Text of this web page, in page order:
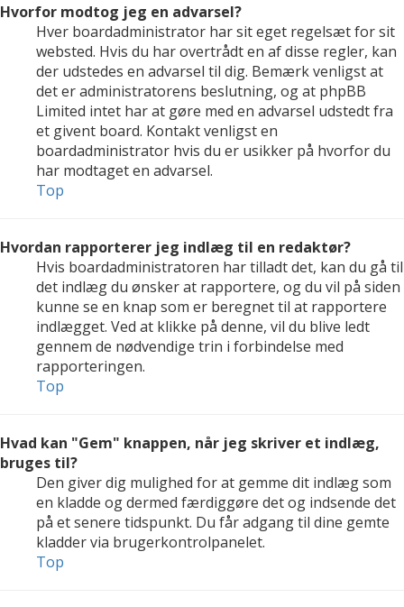
Hvorfor modtog jeg en advarsel?
Hver boardadministrator har sit eget regelsæt for sit
websted. Hvis du har overtrådt en af disse regler, kan
der udstedes en advarsel til dig. Bemærk venligst at
det er administratorens beslutning, og at phpBB
Limited intet har at gøre med en advarsel udstedt fra
et givent board. Kontakt venligst en
boardadministrator hvis du er usikker på hvorfor du
har modtaget en advarsel.
Top
Hvordan rapporterer jeg indlæg til en redaktør?
Hvis boardadministratoren har tilladt det, kan du gå til
det indlæg du ønsker at rapportere, og du vil på siden
kunne se en knap som er beregnet til at rapportere
indlægget. Ved at klikke på denne, vil du blive ledt
gennem de nødvendige trin i forbindelse med
rapporteringen.
Top
Hvad kan "Gem" knappen, når jeg skriver et indlæg,
bruges til?
Den giver dig mulighed for at gemme dit indlæg som
en kladde og dermed færdiggøre det og indsende det
på et senere tidspunkt. Du får adgang til dine gemte
kladder via brugerkontrolpanelet.
Top